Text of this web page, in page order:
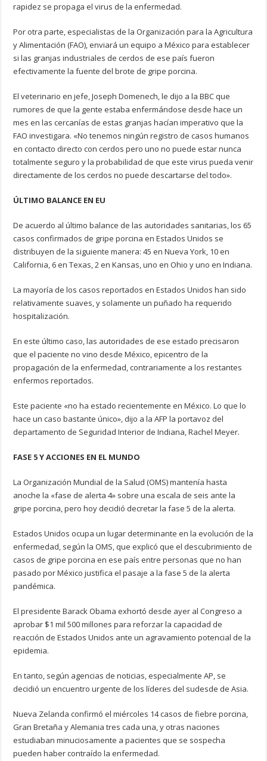
rapidez se propaga el virus de la enfermedad.
Por otra parte, especialistas de la Organización para la Agricultura
y Alimentación (FAO), enviará un equipo a México para establecer
si las granjas industriales de cerdos de ese país fueron
efectivamente la fuente del brote de gripe porcina.
El veterinario en jefe, Joseph Domenech, le dijo a la BBC que
rumores de que la gente estaba enfermándose desde hace un
mes en las cercanías de estas granjas hacían imperativo que la
FAO investigara. «No tenemos ningún registro de casos humanos
en contacto directo con cerdos pero uno no puede estar nunca
totalmente seguro y la probabilidad de que este virus pueda venir
directamente de los cerdos no puede descartarse del todo».
ÚLTIMO BALANCE EN EU
De acuerdo al último balance de las autoridades sanitarias, los 65
casos confirmados de gripe porcina en Estados Unidos se
distribuyen de la siguiente manera: 45 en Nueva York, 10 en
California, 6 en Texas, 2 en Kansas, uno en Ohio y uno en Indiana.
La mayoría de los casos reportados en Estados Unidos han sido
relativamente suaves, y solamente un puñado ha requerido
hospitalización.
En este último caso, las autoridades de ese estado precisaron
que el paciente no vino desde México, epicentro de la
propagación de la enfermedad, contrariamente a los restantes
enfermos reportados.
Este paciente «no ha estado recientemente en México. Lo que lo
hace un caso bastante único», dijo a la AFP la portavoz del
departamento de Seguridad Interior de Indiana, Rachel Meyer.
FASE 5 Y ACCIONES EN EL MUNDO
La Organización Mundial de la Salud (OMS) mantenía hasta
anoche la «fase de alerta 4» sobre una escala de seis ante la
gripe porcina, pero hoy decidió decretar la fase 5 de la alerta.
Estados Unidos ocupa un lugar determinante en la evolución de la
enfermedad, según la OMS, que explicó que el descubrimiento de
casos de gripe porcina en ese país entre personas que no han
pasado por México justifica el pasaje a la fase 5 de la alerta
pandémica.
El presidente Barack Obama exhortó desde ayer al Congreso a
aprobar $1 mil 500 millones para reforzar la capacidad de
reacción de Estados Unidos ante un agravamiento potencial de la
epidemia.
En tanto, según agencias de noticias, especialmente AP, se
decidió un encuentro urgente de los líderes del sudesde de Asia.
Nueva Zelanda confirmó el miércoles 14 casos de fiebre porcina,
Gran Bretaña y Alemania tres cada una, y otras naciones
estudiaban minuciosamente a pacientes que se sospecha
pueden haber contraído la enfermedad.